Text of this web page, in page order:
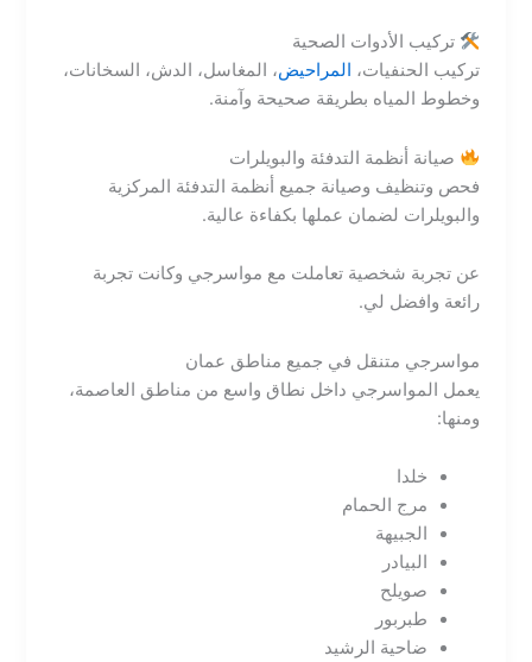
تركيب الأدوات الصحية
تركيب الحنفيات، المراحيض، المغاسل، الدش، السخانات،
وخطوط المياه بطريقة صحيحة وآمنة.
صيانة أنظمة التدفئة والبويلرات
فحص وتنظيف وصيانة جميع أنظمة التدفئة المركزية
والبويلرات لضمان عملها بكفاءة عالية.
عن تجربة شخصية تعاملت مع مواسرجي وكانت تجربة
رائعة وافضل لي.
مواسرجي متنقل في جميع مناطق عمان
يعمل المواسرجي داخل نطاق واسع من مناطق العاصمة،
ومنها:
خلدا
مرج الحمام
الجبيهة
البيادر
صويلح
طبربور
ضاحية الرشيد